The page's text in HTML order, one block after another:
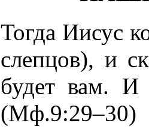
Тогда Иисус
слепцов), и
будет вам. И
(Мф.9:29–30)